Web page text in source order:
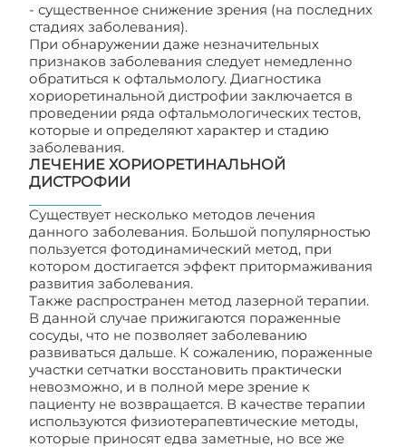
- существенное снижение зрения (на последних
стадиях заболевания).
При обнаружении даже незначительных
признаков заболевания следует немедленно
обратиться к офтальмологу. Диагностика
хориоретинальной дистрофии заключается в
проведении ряда офтальмологических тестов,
которые и определяют характер и стадию
заболевания.
ЛЕЧЕНИЕ ХОРИОРЕТИНАЛЬНОЙ
ДИСТРОФИИ
Существует несколько методов лечения
данного заболевания. Большой популярностью
пользуется фотодинамический метод, при
котором достигается эффект притормаживания
развития заболевания.
Также распространен метод лазерной терапии.
В данной случае прижигаются пораженные
сосуды, что не позволяет заболеванию
развиваться дальше. К сожалению, пораженные
участки сетчатки восстановить практически
невозможно, и в полной мере зрение к
пациенту не возвращается. В качестве терапии
используются физиотерапевтические методы,
которые приносят едва заметные, но все же